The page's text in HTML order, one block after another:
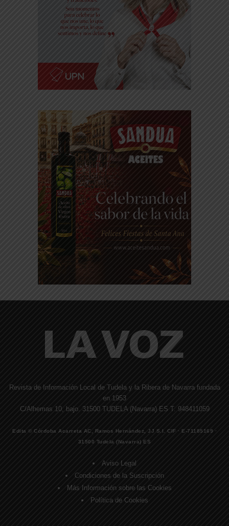
Revista de Información Local de Tudela y la Ribera de Navarra fundada
en 1953
C/Alhemas 10, bajo. 31500 TUDELA (Navarra) ES T. 948411059
Edita © Córdoba Acarreta AC, Ramos Hernández, JJ S.I. CIF · E-71185169 ·
31500 Tudela (Navarra) ES
Aviso Legal
Condiciones de la Suscripción
Más Información sobre las Cookies
Política de Cookies